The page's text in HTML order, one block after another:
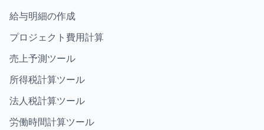
給与明細の作成
プロジェクト費用計算
売上予測ツール
所得税計算ツール
法人税計算ツール
労働時間計算ツール